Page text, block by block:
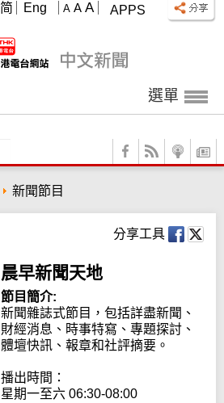
APPS
A A A
简 Eng
選單
新聞節目
分享工具
晨早新聞天地
節目簡介:
新聞雜誌式節目，包括詳盡新聞、
財經消息、時事特寫、專題探討、
體壇快訊、報章和社評摘要。
播出時間：
星期一至六 06:30-08:00